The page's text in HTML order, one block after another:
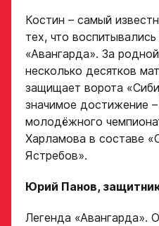
Костин – самый
тех, что
«Авангарда». За
несколько десятков
защищает ворота
значимое достижение
молодёжного
Харламова в составе
Ястребов».
Юрий Панов,
Легенда «Авангарда».